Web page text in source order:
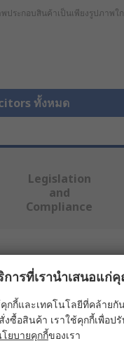
ประกอบสินค้าเป็นเพียงรูปภาพใ
ทั้งหมด
Legislation
and
Compliance
นึ่งรายการ
ารที่เรานำเสนอแก่
คุกกี้และเทคโนโลยีที่คล้าย
งซื้อสินค้า เราใช้คุกกี้เพื่อ
ยบายคุกกี้ของเรา